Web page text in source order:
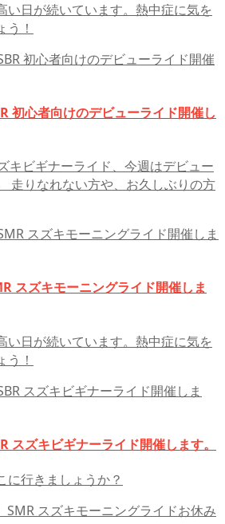
い日が続いています。熱中症に気を
う！
初心者向けのデビューライド開催し
キビギナーライド、今週はデビュー
走りなれない方や、お久しぶりの方
スズキモーニングライド開催しま
い日が続いています。熱中症に気を
う！
スズキビギナーライド開催します。
に行きましょうか？